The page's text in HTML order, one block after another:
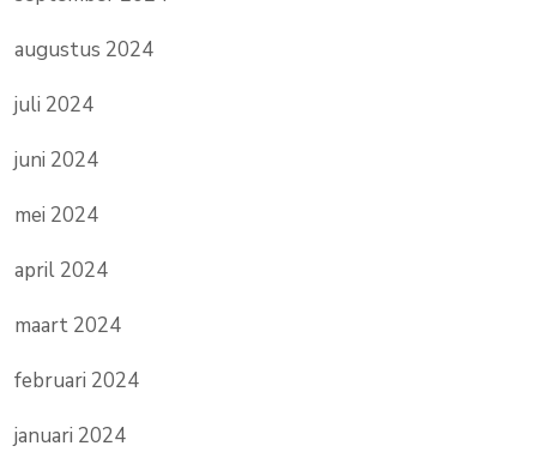
augustus 2024
juli 2024
juni 2024
mei 2024
april 2024
maart 2024
februari 2024
januari 2024